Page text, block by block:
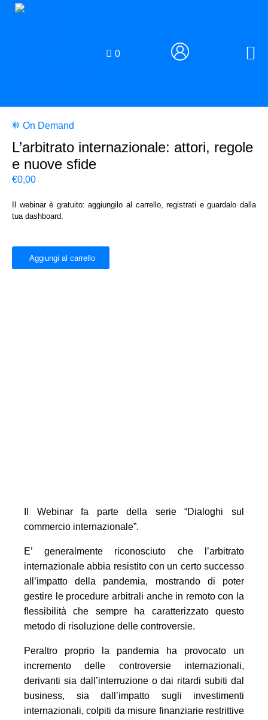
0
Il Webinar fa parte della serie “Dialoghi sul
commercio internazionale”.
E’ generalmente riconosciuto che l’arbitrato
internazionale abbia resistito con un certo successo
all’impatto della pandemia, mostrando di poter
gestire le procedure arbitrali anche in remoto con la
flessibilità che sempre ha caratterizzato questo
metodo di risoluzione delle controversie.
Peraltro proprio la pandemia ha provocato un
incremento delle controversie internazionali,
derivanti sia dall’interruzione o dai ritardi subiti dal
business, sia dall’impatto sugli investimenti
internazionali, colpiti da misure finanziarie restrittive
On Demand
L’arbitrato internazionale: attori, regole
e nuove sfide
€0,00
Il webinar è gratuito: aggiungilo al carrello, registrati e guardalo dalla
tua dashboard.
Aggiungi al carrello